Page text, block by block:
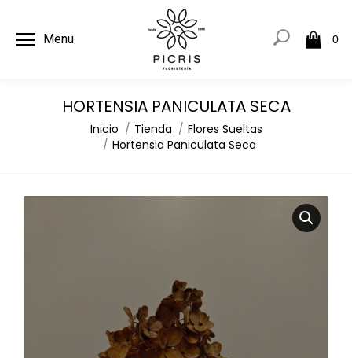
Menu 0
HORTENSIA PANICULATA SECA
Inicio Tienda
Flores Sueltas
Hortensia Paniculata Seca